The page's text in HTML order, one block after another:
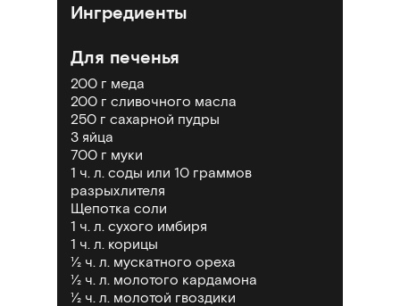
Ингредиенты
Для печенья
200 г меда
200 г сливочного масла
250 г сахарной пудры
3 яйца
700 г муки
1 ч. л. соды или 10 граммов
разрыхлителя
Щепотка соли
1 ч. л. сухого имбиря
1 ч. л. корицы
½ ч. л. мускатного ореха
½ ч. л. молотого кардамона
½ ч. л. молотой гвоздики